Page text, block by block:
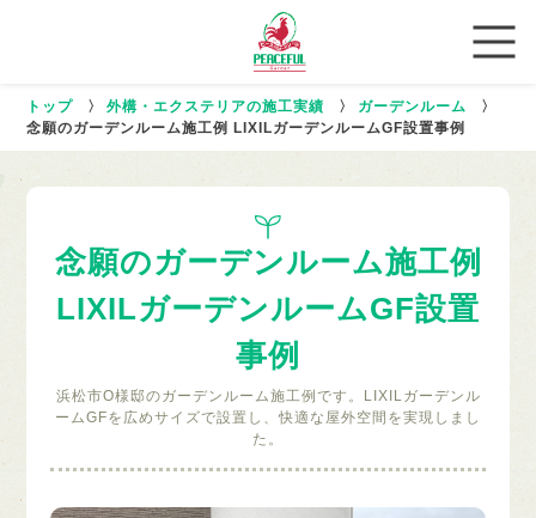
トップ 〉 外構・エクステリアの施工実績 〉 ガーデンルーム
〉
念願のガーデンルーム施工例 LIXILガーデンルームGF設置事例
念願のガーデンルーム施工例
LIXILガーデンルームGF設置
事例
浜松市O様邸のガーデンルーム施工例です。LIXILガーデンル
ームGFを広めサイズで設置し、快適な屋外空間を実現しまし
た。